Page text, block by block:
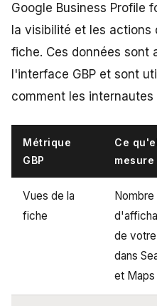
Google Business Profile
la visibilité et les
fiche. Ces données sont
l'interface GBP et sont
comment les
Métrique
GBP
Ce
mesure
Vues de la
fiche
Nombre
de
dans
et Maps